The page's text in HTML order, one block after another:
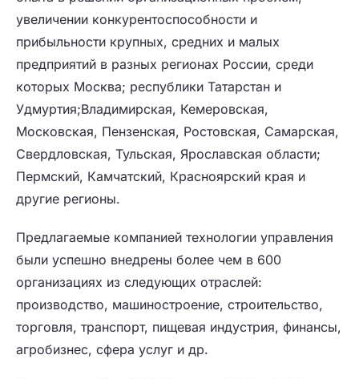
увеличении конкурентоспособности и
прибыльности крупных, средних и малых
предприятий в разных регионах России, среди
которых Москва; республики Татарстан и
Удмуртия;Владимирская, Кемеровская,
Московская, Пензенская, Ростовская, Самарская,
Свердловская, Тульская, Ярославская области;
Пермский, Камчатский, Красноярский края и
другие регионы.
Предлагаемые компанией технологии управления
были успешно внедрены более чем в 600
организациях из следующих отраслей:
производство, машиностроение, строительство,
торговля, транспорт, пищевая индустрия, финансы,
агробизнес, сфера услуг и др.